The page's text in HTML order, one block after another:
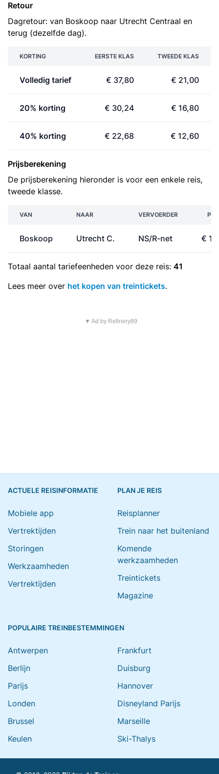
Retour
Dagretour: van Boskoop naar Utrecht Centraal en
terug (dezelfde dag).
KORTING EERSTE KLAS TWEEDE KLAS
Volledig tarief € 37,80 € 21,00
20% korting € 30,24 € 16,80
40% korting € 22,68 € 12,60
Prijsberekening
De prijsberekening hieronder is voor een enkele reis,
tweede klasse.
VAN NAAR VERVOERDER
Boskoop Utrecht C. NS/R-net €
Totaal aantal tariefeenheden voor deze reis: 41
Lees meer over het kopen van treintickets.
▼ Ad by Refinery89
ACTUELE REISINFORMATIE
Mobiele app
Vertrektijden
Storingen
Werkzaamheden
Vertrektijden
PLAN JE REIS
Reisplanner
Trein naar het buitenland
Komende
werkzaamheden
Treintickets
Magazine
POPULAIRE TREINBESTEMMINGEN
Antwerpen
Berlijn
Parijs
Londen
Brussel
Keulen
Frankfurt
Duisburg
Hannover
Disneyland Parijs
Marseille
Ski-Thalys